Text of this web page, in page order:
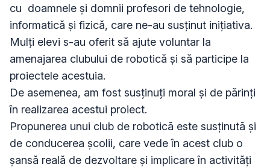
cu  doamnele și domnii profesori de tehnologie,
informatică și fizică, care ne-au susținut inițiativa.
Mulți elevi s-au oferit să ajute voluntar la
amenajarea clubului de robotică și să participe la
proiectele acestuia.
De asemenea, am fost susținuți moral și de părinți
în realizarea acestui proiect.
Propunerea unui club de robotică este susținută și
de conducerea școlii, care vede în acest club o
șansă reală de dezvoltare și implicare în activități